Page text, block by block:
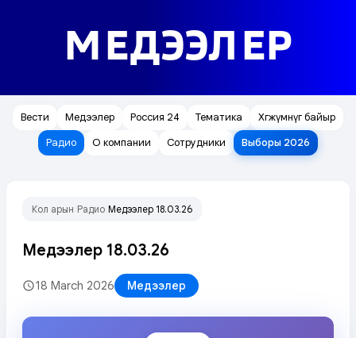
МЕДЭЭЛЕР
Вести Медээлер Россия 24 Тематика
Хөгжүмнүг байыр
Радио
О компании Сотрудники Выборы 2026
Кол арын Радио Медээлер 18.03.26
Медээлер 18.03.26
18 March 2026 Медээлер